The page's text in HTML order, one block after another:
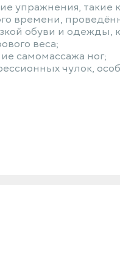
упражнения,
времени,
обуви и одежды,
веса;
самомассажа ног;
чулок,